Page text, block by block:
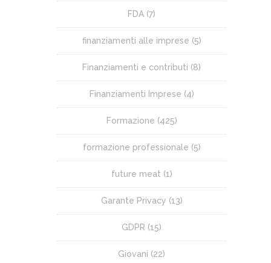
FDA (7)
finanziamenti alle imprese (5)
Finanziamenti e contributi (8)
Finanziamenti Imprese (4)
Formazione (425)
formazione professionale (5)
future meat (1)
Garante Privacy (13)
GDPR (15)
Giovani (22)